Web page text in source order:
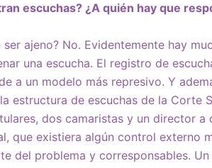
escuchas? ¿A quién hay que
ser ajeno? No. Evidentemente hay
una escucha. El registro de
a un modelo más represivo. Y
estructura de escuchas de la Corte
dos camaristas y un director a
que existiera algún control externo
del problema y corresponsables.